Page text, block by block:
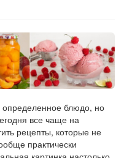
определенное блюдо, но
все чаще на
рецепты, которые не
практически